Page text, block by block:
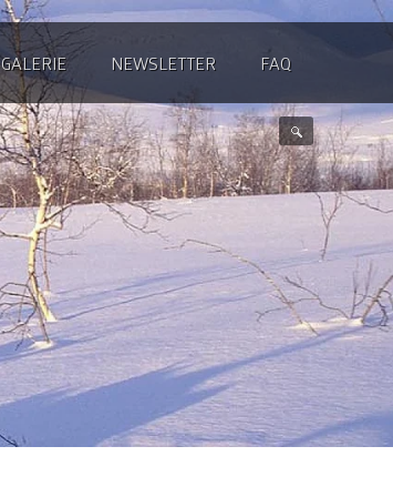
GALERIE NEWSLETTER FAQ